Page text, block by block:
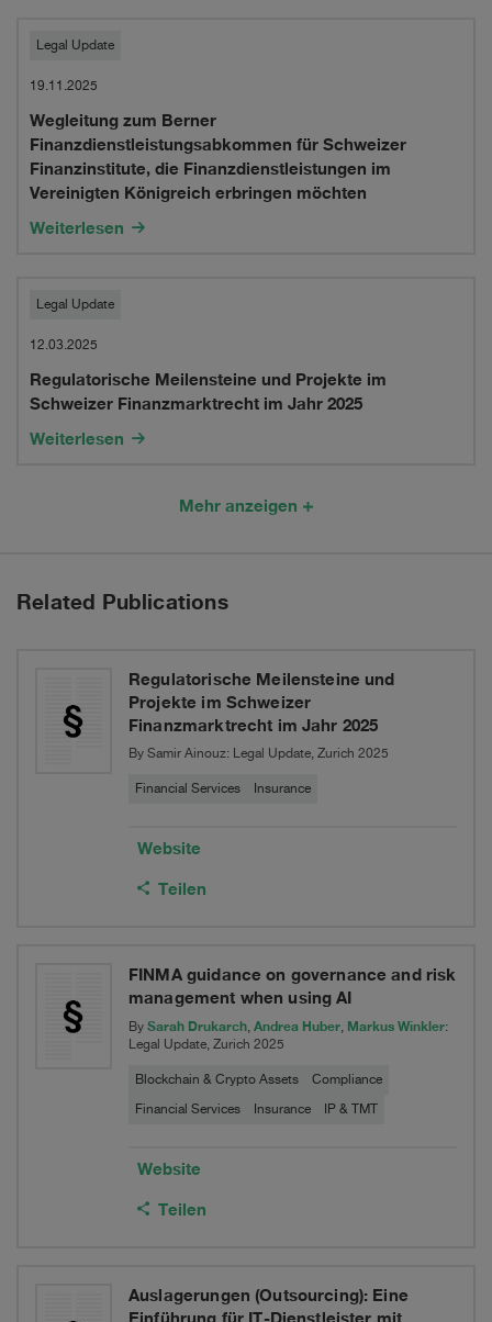
Dublin,
Ireland
Finanzdienstleistungen
in
der
Schweiz
möchten
Wegleitung
zum
Berner
für
Finanzdienstleistungen
im
Vereinigten
Legal Update
19.11.2025
Wegleitung zum Berner
Finanzdienstleistungsabkommen für Schweizer
Finanzinstitute, die Finanzdienstleistungen im
Vereinigten Königreich erbringen möchten
Weiterlesen
Regulatorische
Meilensteine
und
Projekte
im
Legal Update
12.03.2025
Regulatorische Meilensteine und Projekte im
Schweizer Finanzmarktrecht im Jahr 2025
Weiterlesen
Mehr anzeigen
Related Publications
Regulatorische Meilensteine und
Projekte im Schweizer
Finanzmarktrecht im Jahr 2025
By Samir Ainouz: Legal Update, Zurich 2025
Financial Services Insurance
Website
Teilen
FINMA guidance on governance and risk
management when using AI
By Sarah Drukarch, Andrea Huber, Markus Winkler:
Legal Update, Zurich 2025
Blockchain & Crypto Assets Compliance
Financial Services Insurance IP & TMT
Website
Teilen
Auslagerungen (Outsourcing): Eine
Einführung für IT-Dienstleister mit